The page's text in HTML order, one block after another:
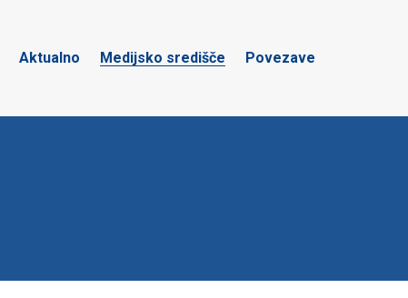
Aktualno Medijsko središče Povezave